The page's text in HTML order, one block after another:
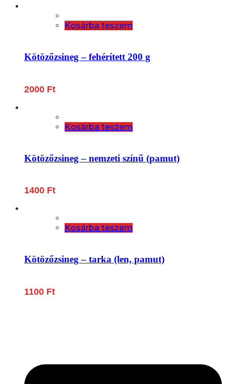
Kosárba teszem
Kötözőzsineg – fehérített 200 g
2000 Ft
Kosárba teszem
Kötözőzsineg – nemzeti színű (pamut)
1400 Ft
Kosárba teszem
Kötözőzsineg – tarka (len, pamut)
1100 Ft